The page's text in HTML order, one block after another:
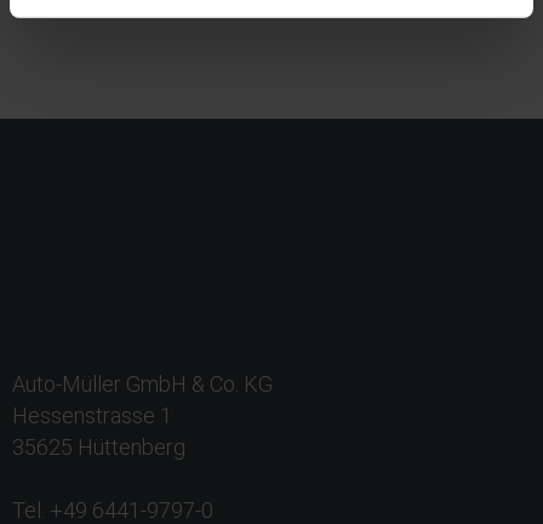
Auto-Müller GmbH & Co. KG
Hessenstrasse 1
35625 Hüttenberg
Tel. +49 6441-9797-0